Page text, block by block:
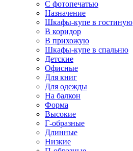
С фотопечатью
Назначение
Шкафы-купе в гостиную
В коридор
В прихожую
Шкафы-купе в спальню
Детские
Офисные
Для книг
Для одежды
На балкон
Форма
Высокие
Г-образные
Длинные
Низкие